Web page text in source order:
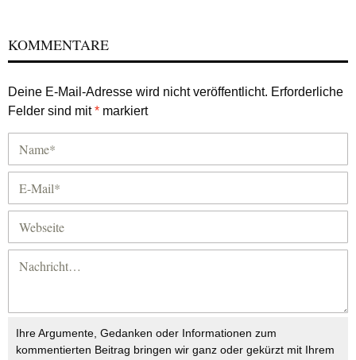
KOMMENTARE
Deine E-Mail-Adresse wird nicht veröffentlicht. Erforderliche
Felder sind mit* markiert
Ihre Argumente, Gedanken oder Informationen zum
kommentierten Beitrag bringen wir ganz oder gekürzt mit Ihrem